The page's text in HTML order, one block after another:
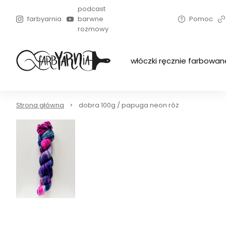
farbyarnia
podcast
barwne
rozmowy
Pomoc
włóczki ręcznie
Strona główna dobra 100g / papuga neon róż